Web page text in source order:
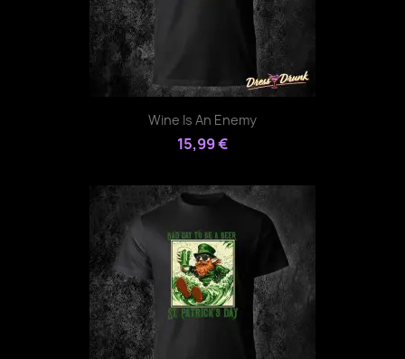
Wine Is An Enemy
15,99 €